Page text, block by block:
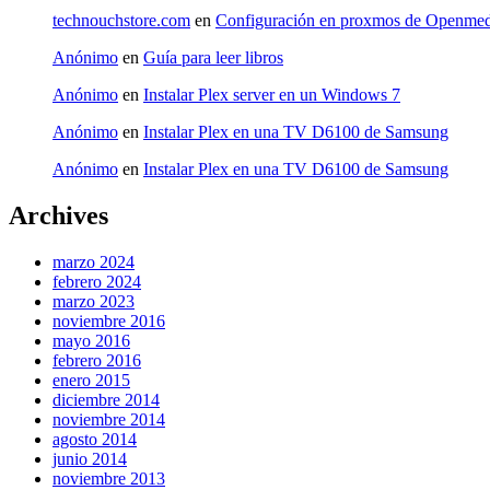
technouchstore.com en Configuración en proxmos de
Anónimo en Guía para leer libros
Anónimo en Instalar Plex server en un Windows 7
Anónimo en Instalar Plex en una TV D6100 de Samsung
Anónimo en Instalar Plex en una TV D6100 de Samsung
Archives
marzo 2024
febrero 2024
marzo 2023
noviembre 2016
mayo 2016
febrero 2016
enero 2015
diciembre 2014
noviembre 2014
agosto 2014
junio 2014
noviembre 2013